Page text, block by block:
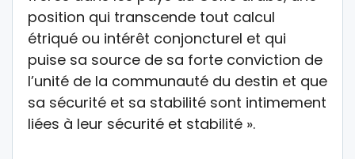
position qui transcende tout calcul
étriqué ou intérêt conjoncturel et qui
puise sa source de sa forte conviction de
l’unité de la communauté du destin et que
sa sécurité et sa stabilité sont intimement
liées à leur sécurité et stabilité ».